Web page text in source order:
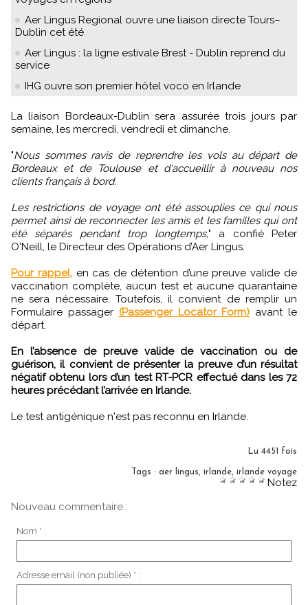
Aer Lingus Regional ouvre une liaison directe Tours–
Dublin cet été
Aer Lingus : la ligne estivale Brest - Dublin reprend du
service
IHG ouvre son premier hôtel voco en Irlande
La liaison Bordeaux-Dublin sera assurée trois jours par
semaine, les mercredi, vendredi et dimanche.
"Nous sommes ravis de reprendre les vols au départ de
Bordeaux et de Toulouse et d'accueillir à nouveau nos
clients français à bord.
Les restrictions de voyage ont été assouplies ce qui nous
permet ainsi de reconnecter les amis et les familles qui ont
été séparés pendant trop longtemps," a confié Peter
O'Neill, le Directeur des Opérations d’Aer Lingus.
Pour rappel,en cas de détention d’une preuve valide de
vaccination complète, aucun test et aucune quarantaine
ne sera nécessaire. Toutefois, il convient de remplir un
Formulaire passager (Passenger Locator Form) avant le
départ.
En l’absence de preuve valide de vaccination ou de
guérison, il convient de présenter la preuve d’un résultat
négatif obtenu lors d’un test RT-PCR effectué dans les 72
heures précédant l’arrivée en Irlande.
Le test antigénique n'est pas reconnu en Irlande.
Lu 4451 fois
Tags : aer lingus, irlande, irlande voyage
Notez
Nouveau commentaire :
Nom * :
Adresse email (non publiée) * :